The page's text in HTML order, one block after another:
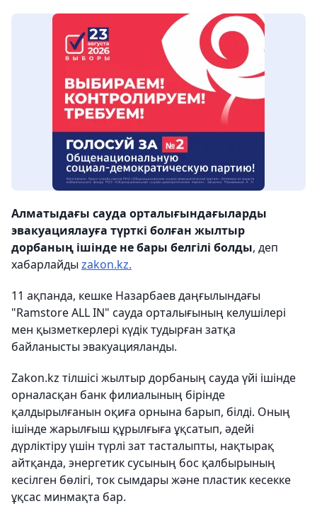
Алматыдағы сауда орталығындағыларды
эвакуациялауға түрткі болған жылтыр
дорбаның ішінде не бары белгілі болды, деп
хабарлайды zakon.kz.
11 ақпанда, кешке Назарбаев даңғылындағы
"Ramstore ALL IN" сауда орталығының келушілері
мен қызметкерлері күдік тудырған затқа
байланысты эвакуацияланды.
Zakon.kz тілшісі жылтыр дорбаның сауда үйі ішінде
орналасқан банк филиалының бірінде
қалдырылғанын оқиға орнына барып, білді. Оның
ішінде жарылғыш құрылғыға ұқсатып, әдейі
дүрліктіру үшін түрлі зат тасталыпты, нақтырақ
айтқанда, энергетик сусының бос қалбырының
кесілген бөлігі, ток сымдары және пластик кесекке
ұқсас минмақта бар.